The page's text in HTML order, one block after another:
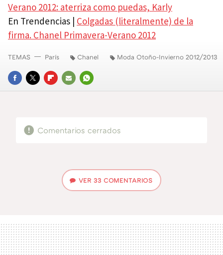
Verano 2012: aterriza como puedas, Karly
En Trendencias | Colgadas (literalmente) de la
firma. Chanel Primavera-Verano 2012
FACEBOOK
TWITTERFLIPBOARD
E-
WHATSAPP
TEMAS París Chanel Moda Otoño-Invierno 2012/2013
Comentarios cerrados
VER 33 COMENTARIOS